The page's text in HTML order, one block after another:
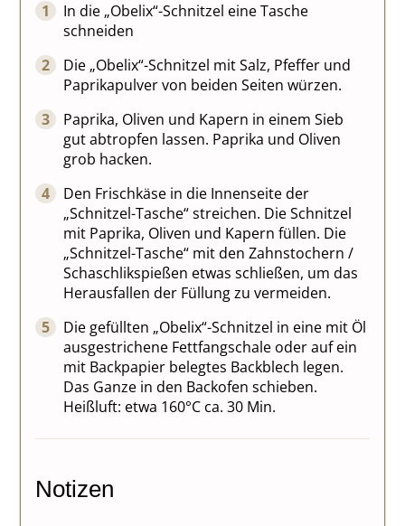
In die „Obelix“-Schnitzel eine Tasche
schneiden
Die „Obelix“-Schnitzel mit Salz, Pfeffer und
Paprikapulver von beiden Seiten würzen.
Paprika, Oliven und Kapern in einem Sieb
gut abtropfen lassen. Paprika und Oliven
grob hacken.
Den Frischkäse in die Innenseite der
„Schnitzel-Tasche“ streichen. Die Schnitzel
mit Paprika, Oliven und Kapern füllen. Die
„Schnitzel-Tasche“ mit den Zahnstochern /
Schaschlikspießen etwas schließen, um das
Herausfallen der Füllung zu vermeiden.
Die gefüllten „Obelix“-Schnitzel in eine mit Öl
ausgestrichene Fettfangschale oder auf ein
mit Backpapier belegtes Backblech legen.
Das Ganze in den Backofen schieben.
Heißluft: etwa 160°C ca. 30 Min.
Notizen